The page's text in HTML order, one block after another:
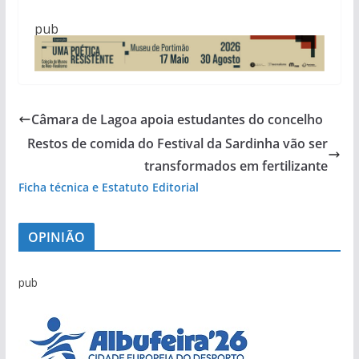
pub
Câmara de Lagoa apoia estudantes do concelho
Restos de comida do Festival da Sardinha vão ser
transformados em fertilizante
Ficha técnica e Estatuto Editorial
OPINIÃO
pub